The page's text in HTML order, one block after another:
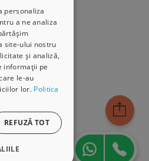
personaliza
a ne analiza
site-ului nostru
și analiză,
informații pe
le-au
lor. Politica
REFUZĂ TOT